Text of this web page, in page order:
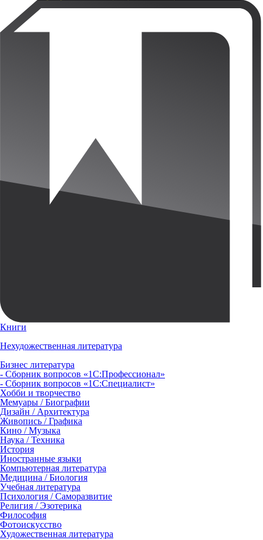
Книги
Нехудожественная литература
Бизнес литература
- Сборник вопросов «1С:Профессионал»
- Сборник вопросов «1С:Специалист»
Хобби и творчество
Мемуары / Биографии
Дизайн / Архитектура
Живопись / Графика
Кино / Музыка
Наука / Техника
История
Иностранные языки
Компьютерная литература
Медицина / Биология
Учебная литература
Психология / Саморазвитие
Религия / Эзотерика
Философия
Фотоискусство
Художественная литература